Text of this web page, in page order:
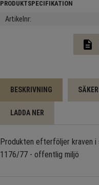
Artikelnr
description
BESKRIVNING
LADDA NER
Produkten efterföljer kraven i
1176/77 - offentlig miljö